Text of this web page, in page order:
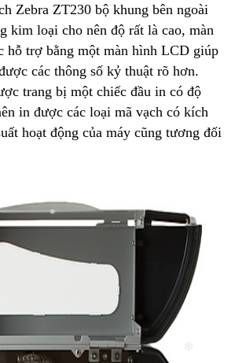
Zebra ZT230 bộ khung bên ngoài
kim loại cho nên độ rất là cao, màn
hỗ trợ bằng một màn hình LCD giúp
các thông số kỷ thuật rõ hơn.
trang bị một chiếc đầu in có độ
in được các loại mã vạch có kích
hoạt động của máy cũng tương đối
❄